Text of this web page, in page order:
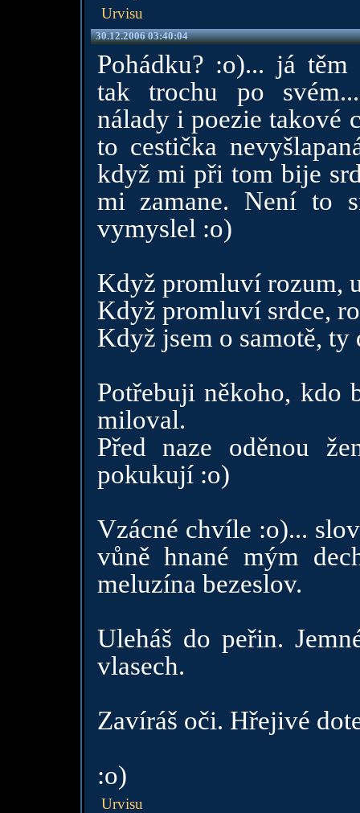
Urvisu
30.12.2006 03:40:04
Pohádku? :o)... já
tak trochu po
nálady i poezie takové
to cestička
když mi při tom bije
mi zamane. Není to
vymyslel :o)
Když promluví rozum,
Když promluví srdce,
Když jsem o samotě, ty
Potřebuji někoho, kdo
miloval.
Před naze oděnou
pokukují :o)
Vzácné chvíle :o)...
vůně hnané mým
meluzína bezeslov.
Uleháš do peřin.
vlasech.
Zavíráš oči. Hřejivé
:o)
Urvisu